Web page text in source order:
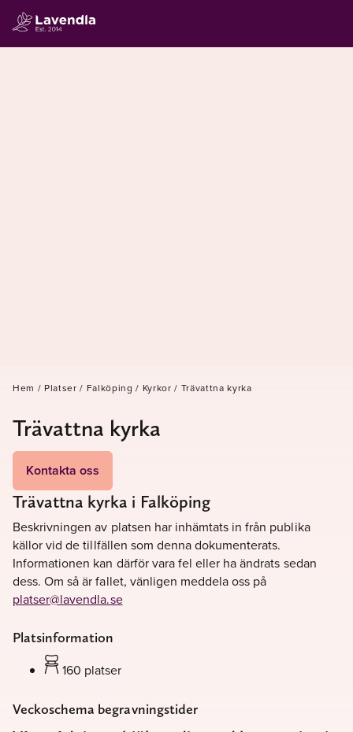
Hem / Platser / Falköping / Kyrkor / Trävattna kyrka
Trävattna kyrka
Kontakta oss
Trävattna kyrka i Falköping
Beskrivningen av platsen har inhämtats in från publika
källor vid de tillfällen som denna dokumenterats.
Informationen kan därför vara fel eller ha ändrats sedan
dess. Om så är fallet, vänligen meddela oss på
platser@lavendla.se
Platsinformation
160 platser
Veckoschema begravningstider